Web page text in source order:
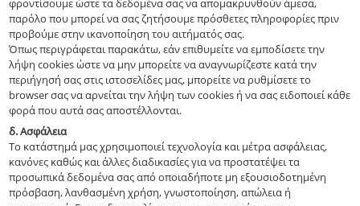
παρόλο που μπορεί να σας ζητήσουμε πρόσθετες πληροφορίες πριν
προβούμε στην ικανοποίηση του αιτήματός σας.
Όπως περιγράφεται παρακάτω, εάν επιθυμείτε να εμποδίσετε την
λήψη cookies ώστε να μην μπορείτε να αναγνωρίζεστε κατά την
περιήγησή σας στις ιστοσελίδες μας, μπορείτε να ρυθμίσετε το
browser σας να αρνείται την λήψη των cookies ή να σας ειδοποιεί κάθε
φορά που αυτά σας αποστέλλονται.
δ. Ασφάλεια
Το κατάστημά μας χρησιμοποιεί τεχνολογία και μέτρα ασφάλειας,
κανόνες καθώς και άλλες διαδικασίες για να προστατέψει τα
προσωπικά δεδομένα σας από οποιαδήποτε μη εξουσιοδοτημένη
πρόσβαση, λανθασμένη χρήση, γνωστοποίηση, απώλεια ή